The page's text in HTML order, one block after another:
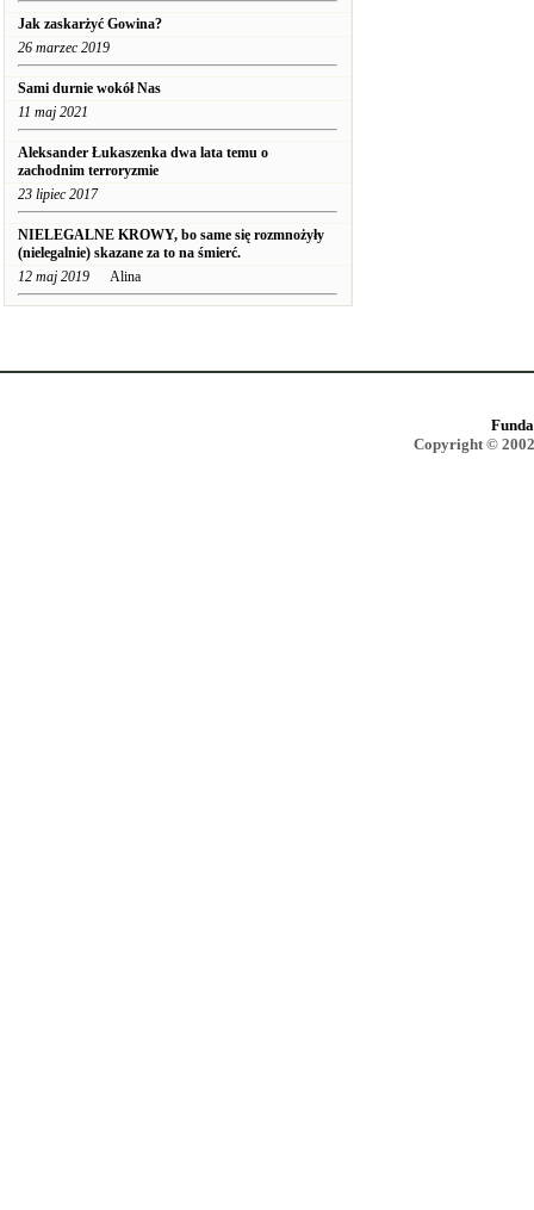
Jak zaskarżyć Gowina?
26 marzec 2019
Sami durnie wokół Nas
11 maj 2021
Aleksander Łukaszenka dwa lata temu o
zachodnim terroryzmie
23 lipiec 2017
NIELEGALNE KROWY, bo same się rozmnożyły
(nielegalnie) skazane za to na śmierć.
12 maj 2019 Alina
Copyright ©